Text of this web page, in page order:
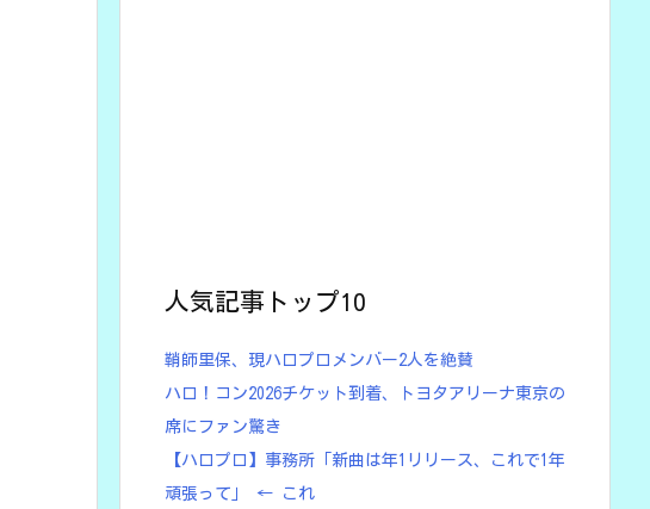
人気記事トップ10
鞘師里保、現ハロプロメンバー2人を絶賛
ハロ！コン2026チケット到着、トヨタアリーナ東京の
席にファン驚き
【ハロプロ】事務所「新曲は年1リリース、これで1年
頑張って」 ← これ